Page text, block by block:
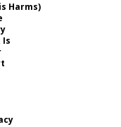
Harms)
Is